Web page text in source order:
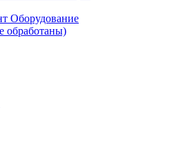
Оборудование
обработаны)